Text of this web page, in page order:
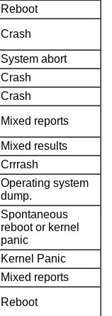
Reboot
Crash
System abort
Crash
Crash
Mixed reports
Mixed results
Crrrash
Operating system
dump.
Spontaneous
reboot or kernel
panic
Kernel Panic
Mixed reports
Reboot